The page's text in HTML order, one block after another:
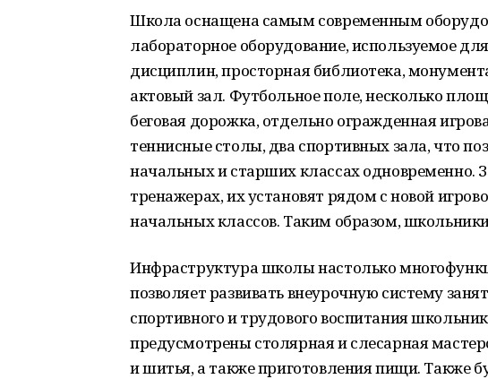
Школа оснащена самым современным
лабораторное оборудование, используемое
дисциплин, просторная библиотека,
актовый зал. Футбольное поле, несколько
беговая дорожка, отдельно огражденная
теннисные столы, два спортивных зала, что
начальных и старших классах одновременно.
тренажерах, их установят рядом с новой
начальных классов. Таким образом,
Инфраструктура школы настолько
позволяет развивать внеурочную систему
спортивного и трудового воспитания
предусмотрены столярная и слесарная
и шитья, а также приготовления пищи. Также